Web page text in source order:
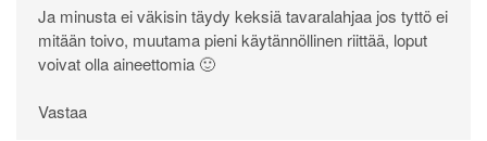
Ja minusta ei väkisin täydy keksiä tavaralahjaa jos tyttö ei
mitään toivo, muutama pieni käytännöllinen riittää, loput
voivat olla aineettomia 🙂
Vastaa